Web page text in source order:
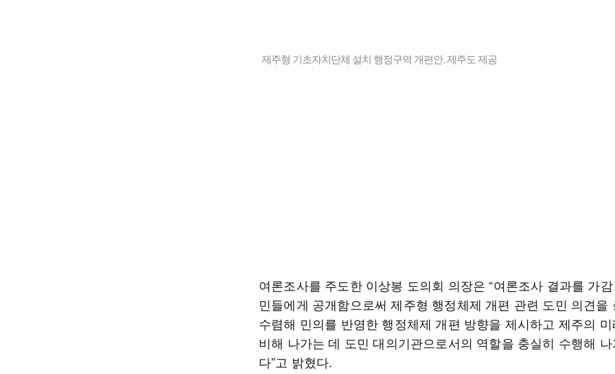
제주형 기초자치단체 설치 행정구역 개편안. 제주도 제공
여론조사를 주도한 이상봉 도의회 의장은 “여론조사 결과를 가
민들에게 공개함으로써 제주형 행정체제 개편 관련 도민 의견을
수렴해 민의를 반영한 행정체제 개편 방향을 제시하고 제주의
비해 나가는 데 도민 대의기관으로서의 역할을 충실히 수행해 나
다”고 밝혔다.